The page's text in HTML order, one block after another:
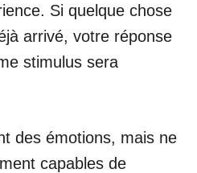
Si quelque chose
arrivé, votre réponse
stimulus sera
des émotions, mais ne
capables de